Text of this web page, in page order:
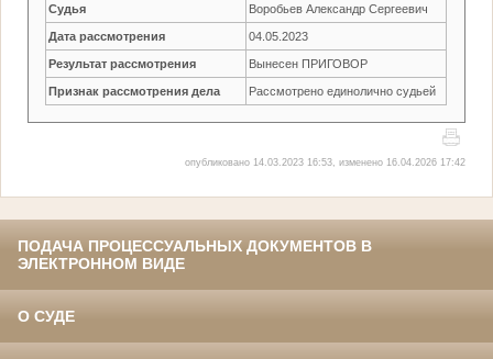
Судья Воробьев Александр Сергеевич
Дата рассмотрения 04.05.2023
Результат рассмотрения Вынесен ПРИГОВОР
Признак рассмотрения дела Рассмотрено единолично судьей
опубликовано 14.03.2023 16:53, изменено 16.04.2026 17:42
ПОДАЧА ПРОЦЕССУАЛЬНЫХ ДОКУМЕНТОВ В
ЭЛЕКТРОННОМ ВИДЕ
О СУДЕ